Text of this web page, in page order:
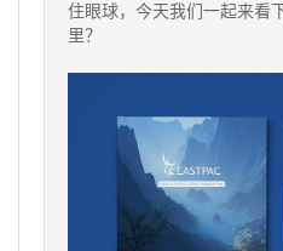
住眼球，今天我们一起来看
里？